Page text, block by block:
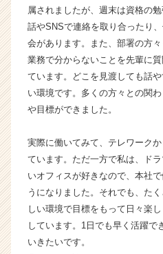
企
業
か
ら
ス
カ
届
く
就
活
サ
イ
属されましたが、週末は資格の
話やSNSで連絡を取り合ったり
会があります。また、部署の方
業務で分からないことを先輩に
ています。どこを見渡しても話
い環境です。多くの方々との関
や目標ができました。
実際に働いてみて、テレワーク
ています。ただ一方で私は、ド
いオフィスが好きなので、本社
うになりました。それでも、た
しい環境で目標をもって日々楽
しています。1日でも早く活躍で
いきたいです。